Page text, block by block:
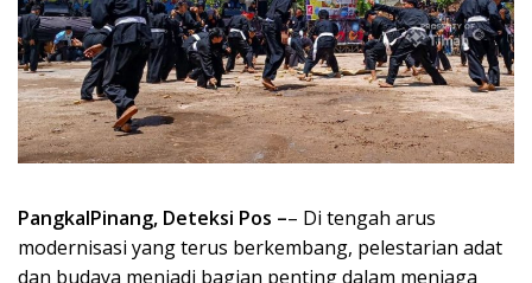
PangkalPinang, Deteksi Pos –– Di tengah arus
modernisasi yang terus berkembang, pelestarian adat
dan budaya menjadi bagian penting dalam menjaga